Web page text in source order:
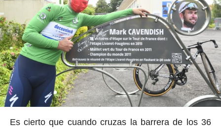
Es cierto que cuando cruzas la barrera de los 36